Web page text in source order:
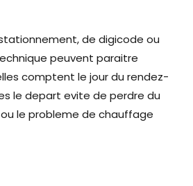
de digicode ou
peuvent paraitre
comptent le jour du rendez-
le depart evite de perdre du
le probleme de chauffage